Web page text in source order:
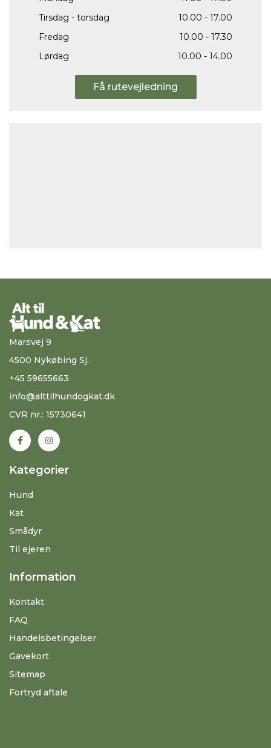
Tirsdag - torsdag
10.00 - 17.00
Fredag
10.00 - 17.30
Lørdag
10.00 - 14.00
Få rutevejledning
Marsvej 9
4500 Nykøbing Sj.
+45 59655663
info@alttilhundogkat.dk
CVR nr.: 15730641
Kategorier
Hund
Kat
Smådyr
Til ejeren
Information
Kontakt
FAQ
Handelsbetingelser
Gavekort
Sitemap
Fortryd aftale